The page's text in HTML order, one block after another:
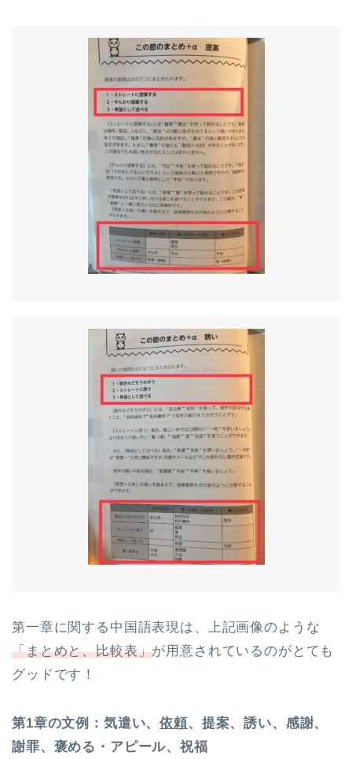
第一章に関する中国語表現は、上記画像のような
「まとめと、比較表」が用意されているのがとても
グッドです！
第1章の文例：気遣い、依頼、提案、誘い、感謝、
謝罪、褒める・アピール、祝福